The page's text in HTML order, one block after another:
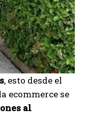
, esto desde el
ecommerce se
al